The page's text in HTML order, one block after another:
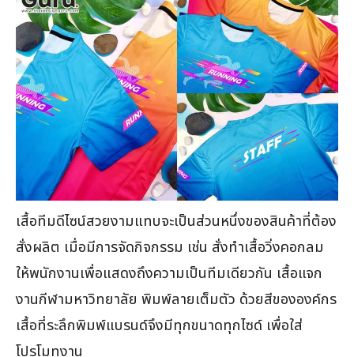
เสื้อทีมดีไซน์สวยงามแทบจะเป็นส่วนหนึ่งของสินค้าที่ต้อง
สั่งผลิต เมื่อมีการจัดกิจกรรม เช่น สั่งทำเสื้อวิ่งคอกลม
ให้พนักงานเพื่อแสดงถึงความเป็นทีมเดียวกัน เสื้อแจก
งานกีฬามหาวิทยาลัย พิมพ์ลายเต็มตัว ด้วยสีขององค์กร
เสื้อที่ระลึกพิมพ์แบรนด์จึงมีทุกขนาดทุกไซด์ เพื่อใส่
โปรโมทงาน